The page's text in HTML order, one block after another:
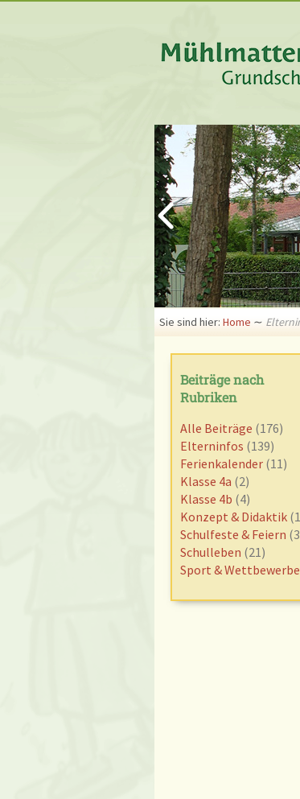
Sie sind hier: Home ∼
Beiträge nach
Rubriken
Alle Beiträge (176)
Elterninfos (139)
Ferienkalender(11)
Klasse 4a (2)
Klasse 4b (4)
Konzept & Didaktik
Schulfeste & Feiern
Schulleben (21)
Sport & Wettbewerbe